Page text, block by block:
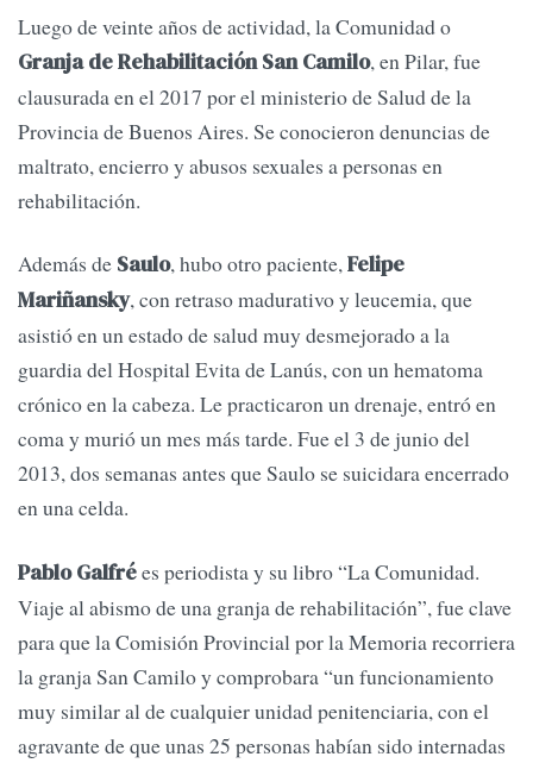
Luego de veinte años de actividad, la Comunidad o
Granja de Rehabilitación San Camilo, en Pilar, fue
clausurada en el 2017 por el ministerio de Salud de la
Provincia de Buenos Aires. Se conocieron denuncias de
maltrato, encierro y abusos sexuales a personas en
rehabilitación.
Además de Saulo, hubo otro paciente,Felipe
Mariñansky, con retraso madurativo y leucemia, que
asistió en un estado de salud muy desmejorado a la
guardia del Hospital Evita de Lanús, con un hematoma
crónico en la cabeza. Le practicaron un drenaje, entró en
coma y murió un mes más tarde. Fue el 3 de junio del
2013, dos semanas antes que Saulo se suicidara encerrado
en una celda.
Pablo Galfrées periodista y su libro “La Comunidad.
Viaje al abismo de una granja de rehabilitación”, fue clave
para que la Comisión Provincial por la Memoria recorriera
la granja San Camilo y comprobara “un funcionamiento
muy similar al de cualquier unidad penitenciaria, con el
agravante de que unas 25 personas habían sido internadas